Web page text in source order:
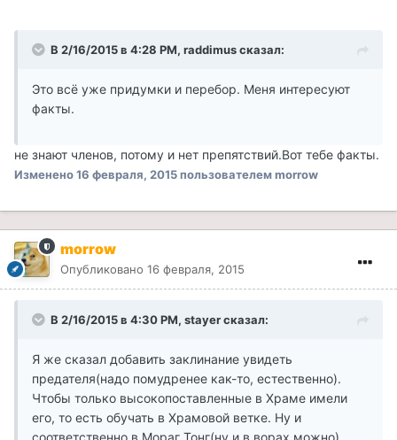
В 2/16/2015 в 4:28 PM, raddimus сказал:
Это всё уже придумки и перебор. Меня интересуют
факты.
не знают членов, потому и нет препятствий.Вот тебе факты.
Изменено16 февраля, 2015пользователем morrow
morrow
Опубликовано 16 февраля, 2015
В 2/16/2015 в 4:30 PM, stayer сказал:
Я же сказал добавить заклинание увидеть
предателя(надо помудренее как-то, естественно).
Чтобы только высокопоставленные в Храме имели
его, то есть обучать в Храмовой ветке. Ну и